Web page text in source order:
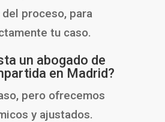
proceso, para
tu caso.
un abogado de
en Madrid?
pero ofrecemos
y ajustados.